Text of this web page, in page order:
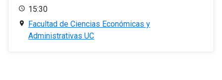
15:30
Facultad de Ciencias Económicas y
Administrativas UC